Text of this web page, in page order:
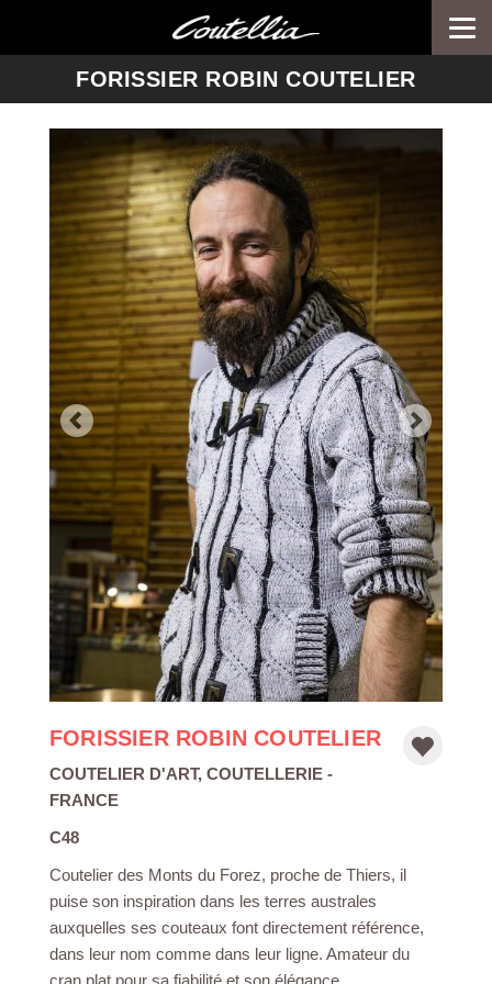
FORISSIER ROBIN COUTELIER
FORISSIER ROBIN COUTELIER
COUTELIER D'ART, COUTELLERIE -
FRANCE
C48
Coutelier des Monts du Forez, proche de Thiers, il
puise son inspiration dans les terres australes
auxquelles ses couteaux font directement référence,
dans leur nom comme dans leur ligne. Amateur du